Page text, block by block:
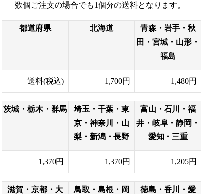
数個ご注文の場合でも1個分の送料となります。
都道府県
送料(税込)
北海道
1,700円
青森・岩手・秋
田・宮城・山形・
福島
1,480円
茨城・栃木・群馬
1,370円
埼玉・千葉・東
京・神奈川・山
梨・新潟・長野
1,370円
富山・石川・福
井・岐阜・静岡・
愛知・三重
1,205円
滋賀・京都・大 鳥取・島根・岡 徳島・香川・愛